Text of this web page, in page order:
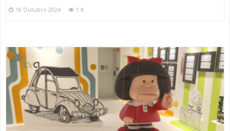
18 Outubro 2024 1 K